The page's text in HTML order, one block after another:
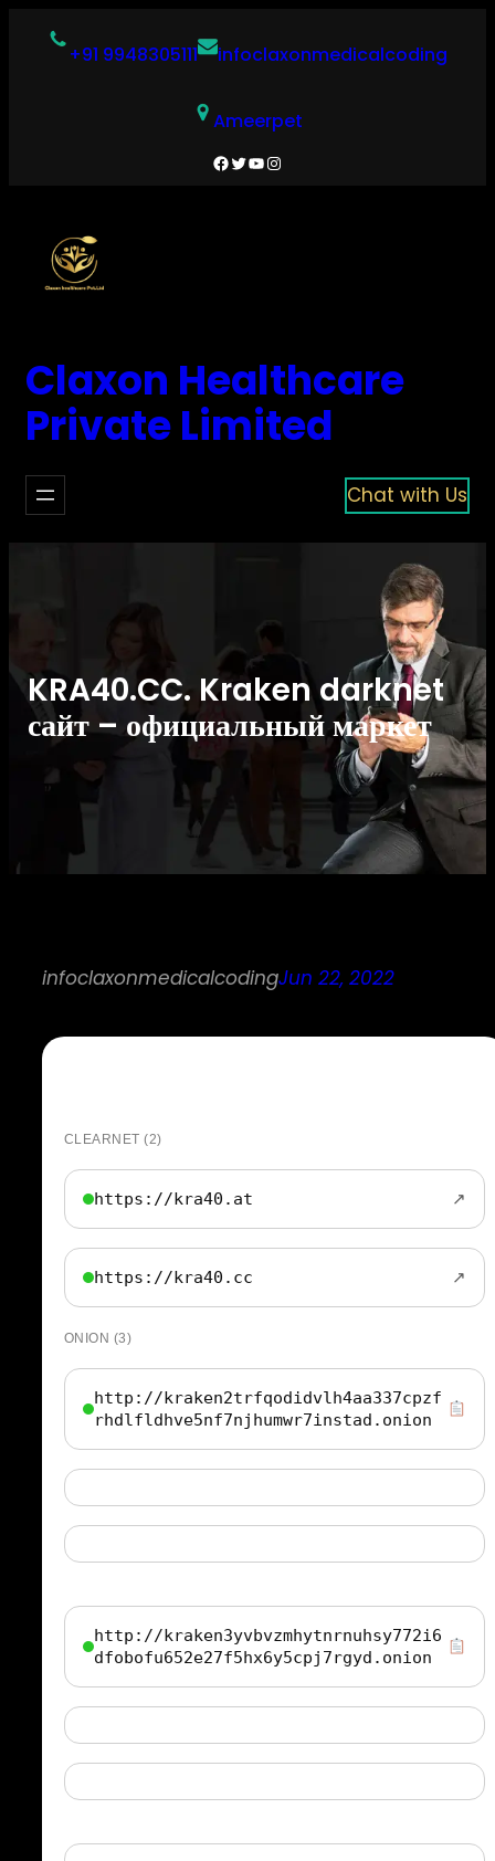
+91 9948305111 infoclaxonmedicalcoding
Ameerpet
Facebook
Twitter
YouTube
Instagram
Claxon Healthcare
Private Limited
Chat with Us
KRA40.CC. Kraken darknet
сайт – официальный маркет
infoclaxonmedicalcodingJun 22, 2022
CLEARNET (2)
https://kra40.at ↗
https://kra40.cc ↗
ONION (3)
http://kraken2trfqodidvlh4aa337cpzf
rhdlfldhve5nf7njhumwr7instad.onion
http://kraken3yvbvzmhytnrnuhsy772i6
dfobofu652e27f5hx6y5cpj7rgyd.onion